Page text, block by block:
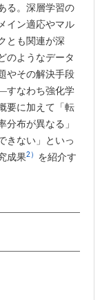
る。深層学習の
イン適応やマル
とも関連が深
のようなデータ
やその解決手段
すなわち強化学
要に加えて「転
布が異なる」
きない」といっ
成果2） を紹介す